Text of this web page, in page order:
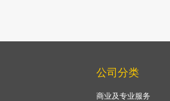
公司分类
商业及专业服务